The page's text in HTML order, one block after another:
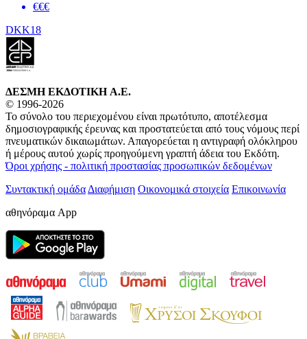
€€€
DKK18
ΔΕΣΜΗ ΕΚΔΟΤΙΚΗ A.E.
© 1996-2026
Το σύνολο του περιεχομένου είναι πρωτότυπο, αποτέλεσμα
δημοσιογραφικής έρευνας και προστατεύεται από τους νόμους περί
πνευματικών δικαιωμάτων. Απαγορεύεται η αντιγραφή ολόκληρου
ή μέρους αυτού χωρίς προηγούμενη γραπτή άδεια του Εκδότη.
Όροι χρήσης - πολιτική προστασίας προσωπικών δεδομένων
Συντακτική ομάδα Διαφήμιση Οικονομικά στοιχεία Επικοινωνία
αθηνόραμα App